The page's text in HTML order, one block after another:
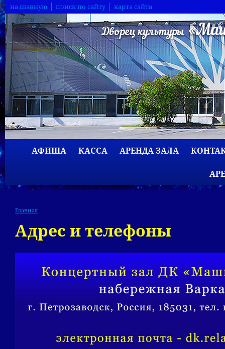
на главную поиск по сайту карта сайта
АФИША КАССА АРЕНДА ЗАЛА
Главная
Адрес и телефоны